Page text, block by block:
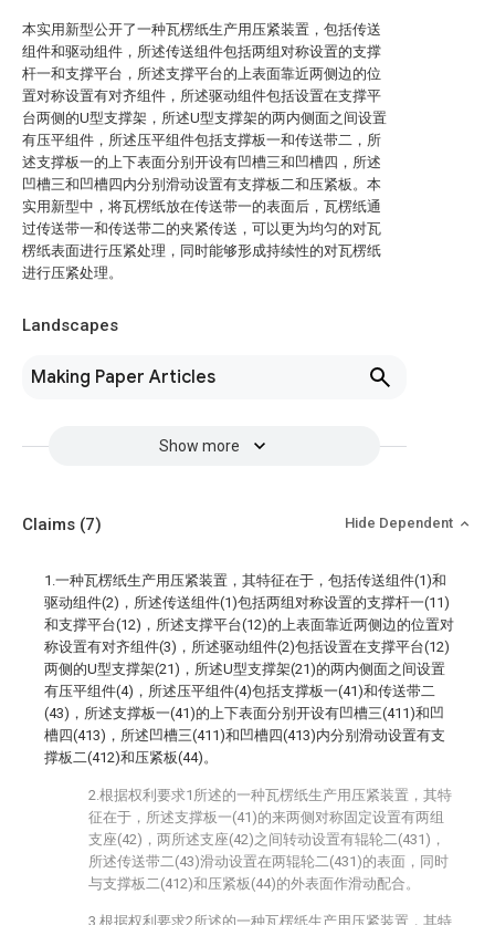
本实用新型公开了一种瓦楞纸生产用压紧装置，包括传送
组件和驱动组件，所述传送组件包括两组对称设置的支撑
杆一和支撑平台，所述支撑平台的上表面靠近两侧边的位
置对称设置有对齐组件，所述驱动组件包括设置在支撑平
台两侧的U型支撑架，所述U型支撑架的两内侧面之间设置
有压平组件，所述压平组件包括支撑板一和传送带二，所
述支撑板一的上下表面分别开设有凹槽三和凹槽四，所述
凹槽三和凹槽四内分别滑动设置有支撑板二和压紧板。本
实用新型中，将瓦楞纸放在传送带一的表面后，瓦楞纸通
过传送带一和传送带二的夹紧传送，可以更为均匀的对瓦
楞纸表面进行压紧处理，同时能够形成持续性的对瓦楞纸
进行压紧处理。
Landscapes
Making Paper Articles
Show more
Claims (7) Hide Dependent
1.一种瓦楞纸生产用压紧装置，其特征在于，包括传送组件(1)和
驱动组件(2)，所述传送组件(1)包括两组对称设置的支撑杆一(11)
和支撑平台(12)，所述支撑平台(12)的上表面靠近两侧边的位置对
称设置有对齐组件(3)，所述驱动组件(2)包括设置在支撑平台(12)
两侧的U型支撑架(21)，所述U型支撑架(21)的两内侧面之间设置
有压平组件(4)，所述压平组件(4)包括支撑板一(41)和传送带二
(43)，所述支撑板一(41)的上下表面分别开设有凹槽三(411)和凹
槽四(413)，所述凹槽三(411)和凹槽四(413)内分别滑动设置有支
撑板二(412)和压紧板(44)。
2.根据权利要求1所述的一种瓦楞纸生产用压紧装置，其特
征在于，所述支撑板一(41)的来两侧对称固定设置有两组
支座(42)，两所述支座(42)之间转动设置有辊轮二(431)，
所述传送带二(43)滑动设置在两辊轮二(431)的表面，同时
与支撑板二(412)和压紧板(44)的外表面作滑动配合。
3.根据权利要求2所述的一种瓦楞纸生产用压紧装置，其特